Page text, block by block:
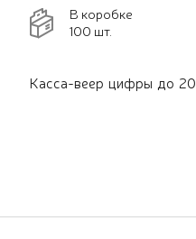
В коробке
100 шт.
Касса-веер цифры до 20